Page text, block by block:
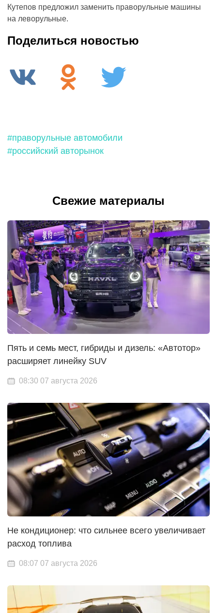
Кутепов предложил заменить праворульные машины
на леворульные.
Поделиться новостью
#праворульные автомобили
#российский авторынок
Свежие материалы
Пять и семь мест, гибриды и дизель: «Автотор»
расширяет линейку SUV
08:30 07 августа 2026
Не кондиционер: что сильнее всего увеличивает
расход топлива
08:07 07 августа 2026